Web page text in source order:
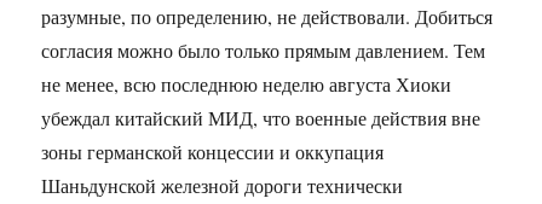
разумные, по определению, не действовали. Добиться
согласия можно было только прямым давлением. Тем
не менее, всю последнюю неделю августа Хиоки
убеждал китайский МИД, что военные действия вне
зоны германской концессии и оккупация
Шаньдунской железной дороги технически